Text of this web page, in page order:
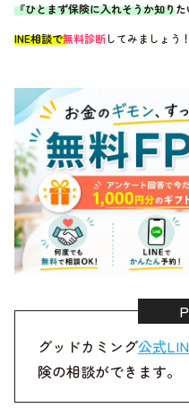
『ひとまず保険に入れそうか知りた
INE相談で無料診断してみましょう！
グッドカミング公式
険の相談ができます。